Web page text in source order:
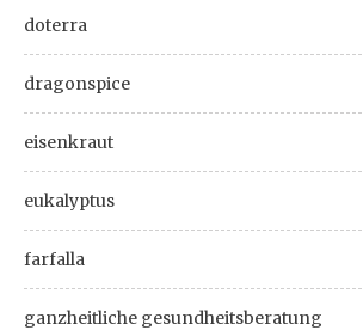
doterra
dragonspice
eisenkraut
eukalyptus
farfalla
ganzheitliche gesundheitsberatung